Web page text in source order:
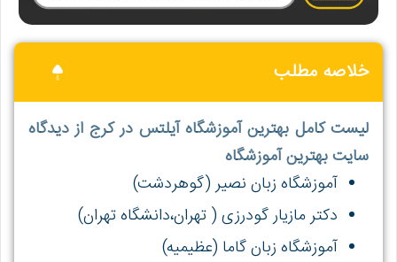
خلاصه مطلب
لیست کامل بهترین آموزشگاه آیلتس در کرج از دیدگاه
سایت بهترین آموزشگاه
آموزشگاه زبان نصیر (گوهردشت)
دکتر مازیار گودرزی ( تهران،دانشگاه تهران)
آموزشگاه زبان گاما (عظیمیه)